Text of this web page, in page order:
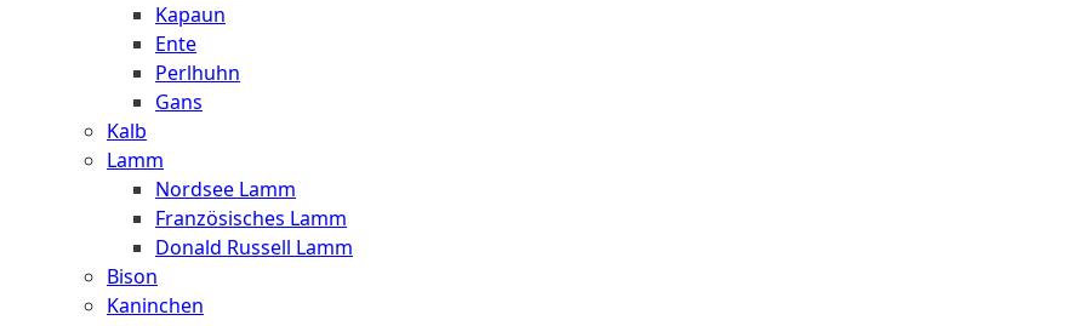
Kapaun
Ente
Perlhuhn
Gans
Kalb
Lamm
Nordsee Lamm
Französisches Lamm
Donald Russell Lamm
Bison
Kaninchen